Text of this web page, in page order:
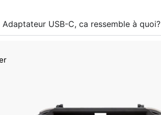
USB-C, ca ressemble à quoi?